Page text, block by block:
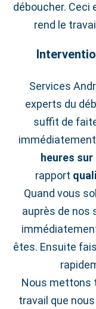
déboucher. Ceci
rend le
Services
experts du
suffit de
heures
rapport
Quand vous
auprès de nos
êtes. Ensuite
Nous mettons
travail que